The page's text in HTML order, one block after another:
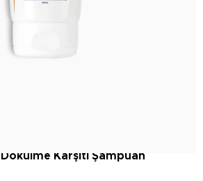
Karşıtı Şampuan